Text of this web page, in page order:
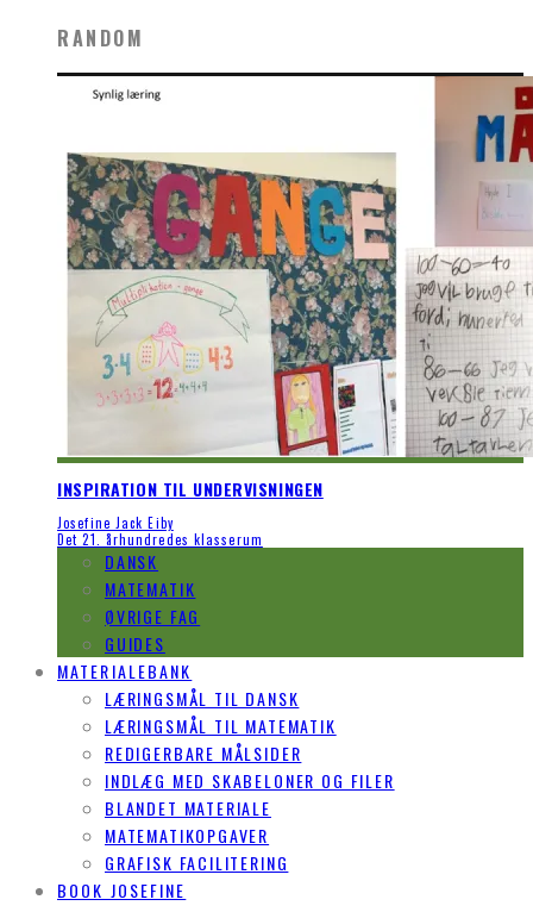
RANDOM
INSPIRATION TIL UNDERVISNINGEN
Josefine Jack Eiby
Det 21. århundredes klasserum
DANSK
MATEMATIK
ØVRIGE FAG
GUIDES
MATERIALEBANK
LÆRINGSMÅL TIL DANSK
LÆRINGSMÅL TIL MATEMATIK
REDIGERBARE MÅLSIDER
INDLÆG MED SKABELONER OG FILER
BLANDET MATERIALE
MATEMATIKOPGAVER
GRAFISK FACILITERING
BOOK JOSEFINE